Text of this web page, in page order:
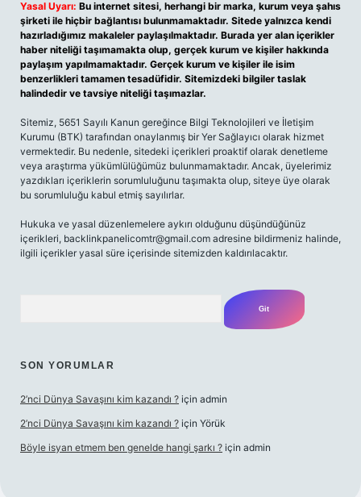
Yasal Uyarı: Bu internet sitesi, herhangi bir marka, kurum veya şahıs
şirketi ile hiçbir bağlantısı bulunmamaktadır. Sitede yalnızca kendi
hazırladığımız makaleler paylaşılmaktadır. Burada yer alan içerikler
haber niteliği taşımamakta olup, gerçek kurum ve kişiler hakkında
paylaşım yapılmamaktadır. Gerçek kurum ve kişiler ile isim
benzerlikleri tamamen tesadüfidir. Sitemizdeki bilgiler taslak
halindedir ve tavsiye niteliği taşımazlar.
Sitemiz, 5651 Sayılı Kanun gereğince Bilgi Teknolojileri ve İletişim
Kurumu (BTK) tarafından onaylanmış bir Yer Sağlayıcı olarak hizmet
vermektedir. Bu nedenle, sitedeki içerikleri proaktif olarak denetleme
veya araştırma yükümlülüğümüz bulunmamaktadır. Ancak, üyelerimiz
yazdıkları içeriklerin sorumluluğunu taşımakta olup, siteye üye olarak
bu sorumluluğu kabul etmiş sayılırlar.
Hukuka ve yasal düzenlemelere aykırı olduğunu düşündüğünüz
içerikleri, backlinkpanelicomtr@gmail.com adresine bildirmeniz halinde,
ilgili içerikler yasal süre içerisinde sitemizden kaldırılacaktır.
SON YORUMLAR
2’nci Dünya Savaşını kim kazandı ? için admin
2’nci Dünya Savaşını kim kazandı ? için Yörük
Böyle isyan etmem ben genelde hangi şarkı ? için admin